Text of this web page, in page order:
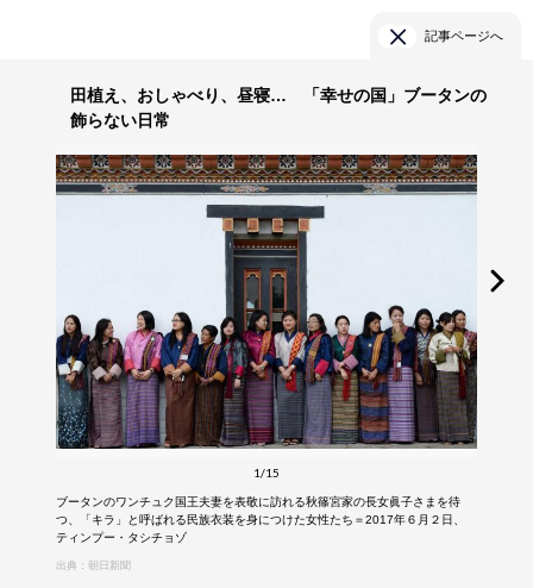
記事ページへ
田植え、おしゃべり、昼寝… 「幸せの国」ブータンの
飾らない日常
1/15
ブータンのワンチュク国王夫妻を表敬に訪れる秋篠宮家の長女眞子さまを待
つ、「キラ」と呼ばれる民族衣装を身につけた女性たち＝2017年６月２日、
ティンプー・タシチョゾ
出典：朝日新聞